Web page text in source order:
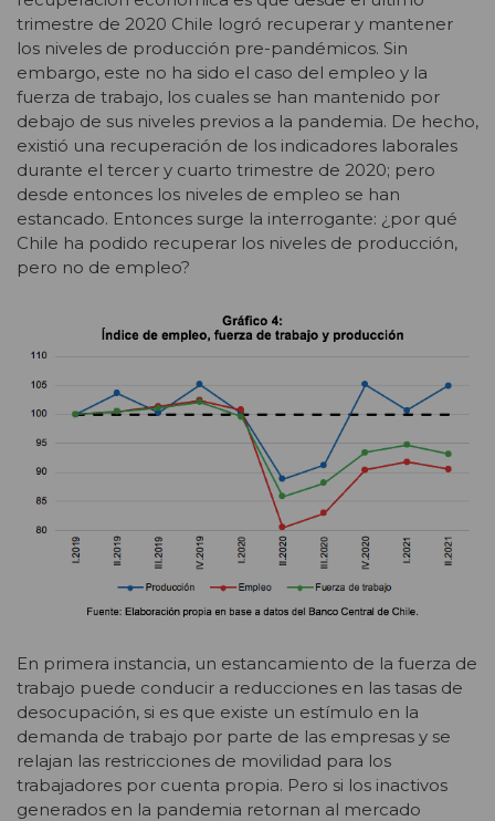
trimestre de 2020 Chile logró recuperar y mantener
los niveles de producción pre-pandémicos. Sin
embargo, este no ha sido el caso del empleo y la
fuerza de trabajo, los cuales se han mantenido por
debajo de sus niveles previos a la pandemia. De hecho,
existió una recuperación de los indicadores laborales
durante el tercer y cuarto trimestre de 2020; pero
desde entonces los niveles de empleo se han
estancado. Entonces surge la interrogante: ¿por qué
Chile ha podido recuperar los niveles de producción,
pero no de empleo?
En primera instancia, un estancamiento de la fuerza de
trabajo puede conducir a reducciones en las tasas de
desocupación, si es que existe un estímulo en la
demanda de trabajo por parte de las empresas y se
relajan las restricciones de movilidad para los
trabajadores por cuenta propia. Pero si los inactivos
generados en la pandemia retornan al mercado